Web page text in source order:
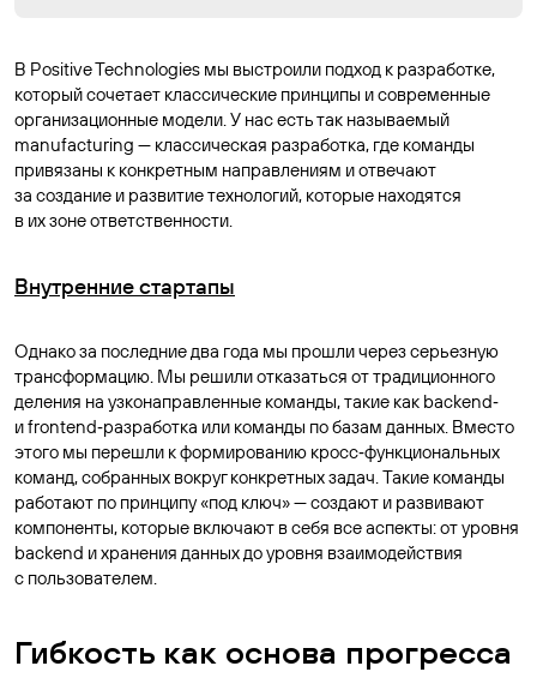
В Positive Technologies мы выстроили подход к разработке,
который сочетает классические принципы и современные
организационные модели. У нас есть так называемый
manufacturing — классическая разработка, где команды
привязаны к конкретным направлениям и отвечают
за создание и развитие технологий, которые находятся
в их зоне ответственности.
Внутренние стартапы
Однако за последние два года мы прошли через серьезную
трансформацию. Мы решили отказаться от традиционного
деления на узконаправленные команды, такие как backend‑
и frontend‑разработка или команды по базам данных. Вместо
этого мы перешли к формированию кросс‑функциональных
команд, собранных вокруг конкретных задач. Такие команды
работают по принципу «под ключ» — создают и развивают
компоненты, которые включают в себя все аспекты: от уровня
backend и хранения данных до уровня взаимодействия
с пользователем.
Гибкость как основа прогресса